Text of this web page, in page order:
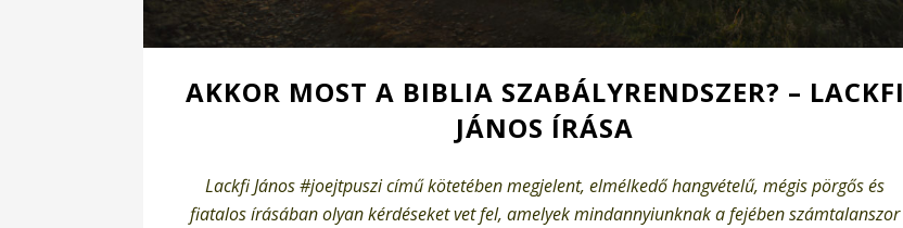
AKKOR MOST A BIBLIA SZABÁLYRENDSZER? – LACKFI
JÁNOS ÍRÁSA
Lackfi János #joejtpuszi című kötetében megjelent, elmélkedő hangvételű, mégis pörgős és
fiatalos írásában olyan kérdéseket vet fel, amelyek mindannyiunknak a fejében számtalanszor